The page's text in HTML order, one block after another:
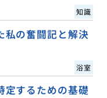
知識
私の奮闘記と解決
浴室
定するための基礎